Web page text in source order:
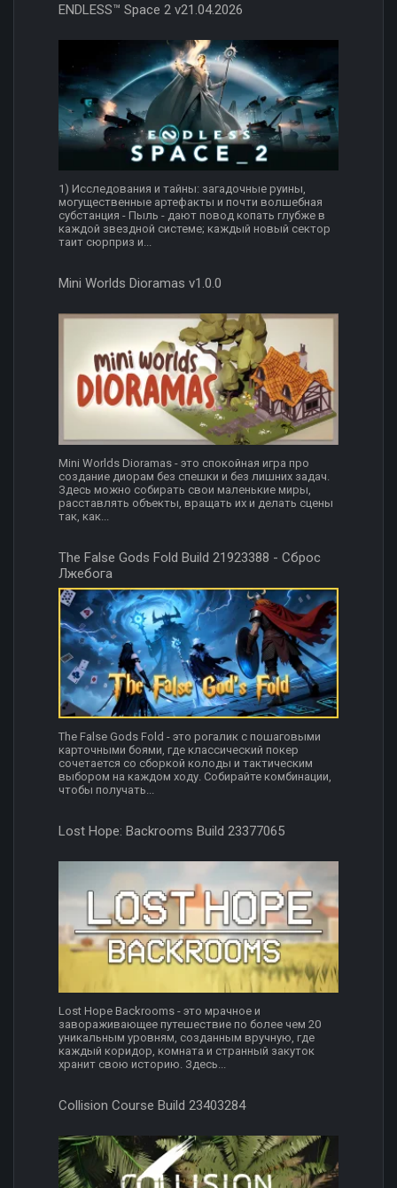
ENDLESS™ Space 2 v21.04.2026
1) Исследования и тайны: загадочные руины,
могущественные артефакты и почти волшебная
субстанция - Пыль - дают повод копать глубже в
каждой звездной системе; каждый новый сектор
таит сюрприз и...
Mini Worlds Dioramas v1.0.0
Mini Worlds Dioramas - это спокойная игра про
создание диорам без спешки и без лишних задач.
Здесь можно собирать свои маленькие миры,
расставлять объекты, вращать их и делать сцены
так, как...
The False Gods Fold Build 21923388 - Сброс
Лжебога
The False Gods Fold - это рогалик с пошаговыми
карточными боями, где классический покер
сочетается со сборкой колоды и тактическим
выбором на каждом ходу. Собирайте комбинации,
чтобы получать...
Lost Hope: Backrooms Build 23377065
Lost Hope Backrooms - это мрачное и
завораживающее путешествие по более чем 20
уникальным уровням, созданным вручную, где
каждый коридор, комната и странный закуток
хранит свою историю. Здесь...
Collision Course Build 23403284